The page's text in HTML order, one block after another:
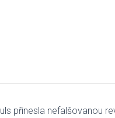
přinesla nefalšovanou